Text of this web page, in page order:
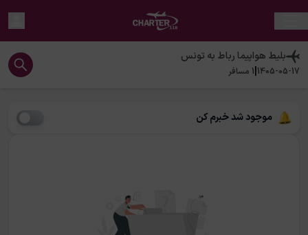
بلیط هواپیمارباط به تونس
1405-05-17
|
1 مسافر
موجود شد خبرم کن